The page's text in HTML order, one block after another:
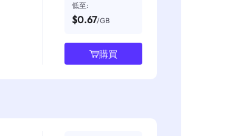
低至:
$0.67/GB
購買